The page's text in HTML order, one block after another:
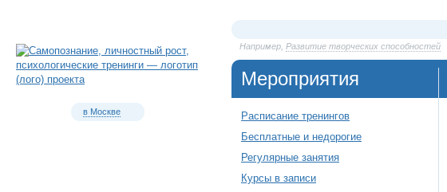
в Москве
Например, Развитие творческих способностей
Мероприятия
Расписание тренингов
Бесплатные и недорогие
Регулярные занятия
Курсы в записи